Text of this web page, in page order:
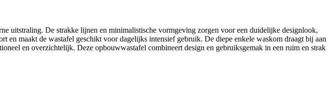
uitstraling. De strakke lijnen en minimalistische vormgeving zorgen voor een duidelijke designlook,
en maakt de wastafel geschikt voor dagelijks intensief gebruik. De diepe enkele waskom draagt bij aan
en overzichtelijk. Deze opbouwwastafel combineert design en gebruiksgemak in een ruim en strak